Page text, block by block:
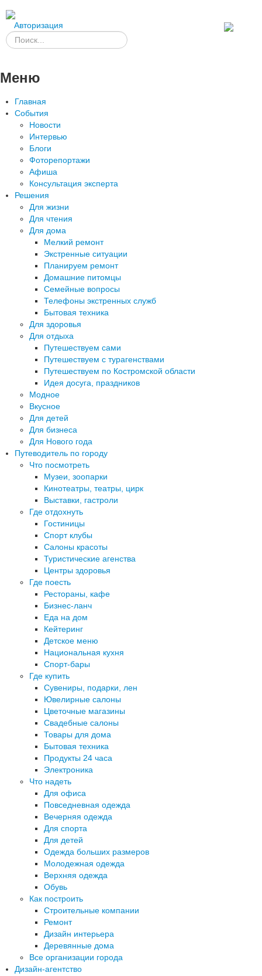
Авторизация
Меню
Главная
События
Новости
Интервью
Блоги
Фоторепортажи
Афиша
Консультация эксперта
Решения
Для жизни
Для чтения
Для дома
Мелкий ремонт
Экстренные ситуации
Планируем ремонт
Домашние питомцы
Семейные вопросы
Телефоны экстренных служб
Бытовая техника
Для здоровья
Для отдыха
Путешествуем сами
Путешествуем с турагенствами
Путешествуем по Костромской области
Идея досуга, праздников
Модное
Вкусное
Для детей
Для бизнеса
Для Нового года
Путеводитель по городу
Что посмотреть
Музеи, зоопарки
Кинотеатры, театры, цирк
Выставки, гастроли
Где отдохнуть
Гостиницы
Спорт клубы
Салоны красоты
Туристические агенства
Центры здоровья
Где поесть
Рестораны, кафе
Бизнес-ланч
Еда на дом
Кейтеринг
Детское меню
Национальная кухня
Спорт-бары
Где купить
Сувениры, подарки, лен
Ювелирные салоны
Цветочные магазины
Свадебные салоны
Товары для дома
Бытовая техника
Продукты 24 часа
Электроника
Что надеть
Для офиса
Повседневная одежда
Вечерняя одежда
Для спорта
Для детей
Одежда больших размеров
Молодежная одежда
Верхняя одежда
Обувь
Как построить
Строительные компании
Ремонт
Дизайн интерьера
Деревянные дома
Все организации города
Дизайн-агентство